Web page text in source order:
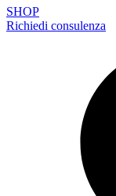
SHOP
Richiedi consulenza